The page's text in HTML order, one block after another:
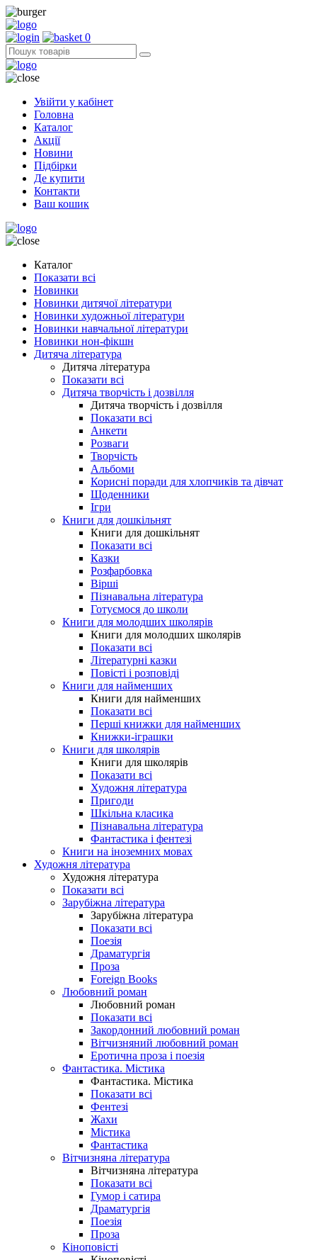
0
Увійти у кабінет
Головна
Каталог
Акції
Новини
Підбірки
Де купити
Контакти
Ваш кошик
Каталог
Показати всі
Новинки
Новинки дитячої літератури
Новинки художньої літератури
Новинки навчальної літератури
Новинки нон-фікшн
Дитяча література
Дитяча література
Показати всі
Дитяча творчість і дозвілля
Дитяча творчість і дозвілля
Показати всі
Анкети
Розваги
Творчість
Альбоми
Корисні поради для хлопчиків та дівчат
Щоденники
Ігри
Книги для дошкільнят
Книги для дошкільнят
Показати всі
Казки
Розфарбовка
Вірші
Пізнавальна література
Готуємося до школи
Книги для молодших школярів
Книги для молодших школярів
Показати всі
Літературні казки
Повісті і розповіді
Книги для найменших
Книги для найменших
Показати всі
Перші книжки для найменших
Книжки-іграшки
Книги для школярів
Книги для школярів
Показати всі
Художня література
Пригоди
Шкільна класика
Пізнавальна література
Фантастика і фентезі
Книги на іноземних мовах
Художня література
Художня література
Показати всі
Зарубіжна література
Зарубіжна література
Показати всі
Поезія
Драматургія
Проза
Foreign Books
Любовний роман
Любовний роман
Показати всі
Закордонний любовний роман
Вітчизняний любовний роман
Еротична проза і поезія
Фантастика. Містика
Фантастика. Містика
Показати всі
Фентезі
Жахи
Містика
Фантастика
Вітчизняна література
Вітчизняна література
Показати всі
Гумор і сатира
Драматургія
Поезія
Проза
Кіноповісті